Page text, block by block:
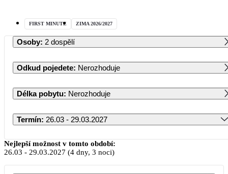
FIRST MINUTE ZIMA 2026/2027
Osoby: 2 dospělí
Odkud pojedete: Nerozhoduje
Délka pobytu: Nerozhoduje
Termín: 26.03 - 29.03.2027
Březen 2027
PO ÚT ST ČT PÁ SO NE
Nejlepší možnost v tomto období:
26.03 - 29.03.2027 (4 dny, 3 noci)